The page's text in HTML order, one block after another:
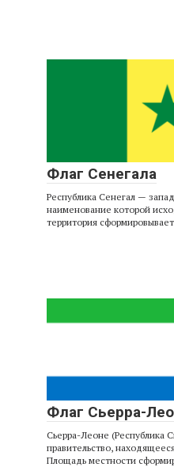
Флаг Сенегала
Республика Сенегал —
наименование которой
территория сформировывает
Флаг Сьерра-
Сьерра-Леоне (Республика
правительство,
Площадь местности